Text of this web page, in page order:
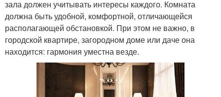
зала должен учитывать интересы каждого. Комната
должна быть удобной, комфортной, отличающейся
располагающей обстановкой. При этом не важно, в
городской квартире, загородном доме или даче она
находится: гармония уместна везде.